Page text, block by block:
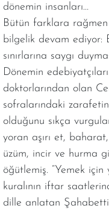
dönemin insanları…
Bütün farklara
bilgelik devam ediyor:
sınırlarına saygı
Dönemin
doktorlarından olan
sofralarındaki
olduğunu sıkça
yoran aşırı et,
üzüm, incir ve hurma
öğütlemiş. “Yemek
kuralının iftar
dille anlatan